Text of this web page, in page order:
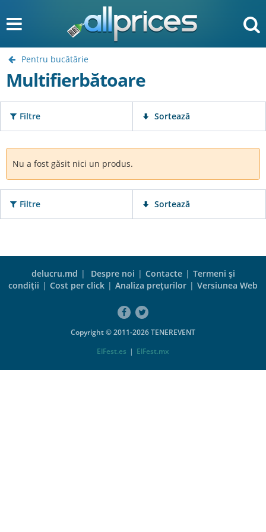
Pentru bucătărie
Multifierbătoare
Filtre Sortează
Nu a fost găsit nici un produs.
Filtre Sortează
delucru.md | Despre noi | Contacte | Termeni şi
condiţii | Cost per click | Analiza preţurilor | Versiunea Web
Copyright © 2011-2026 TENEREVENT
ElFest.es | ElFest.mx